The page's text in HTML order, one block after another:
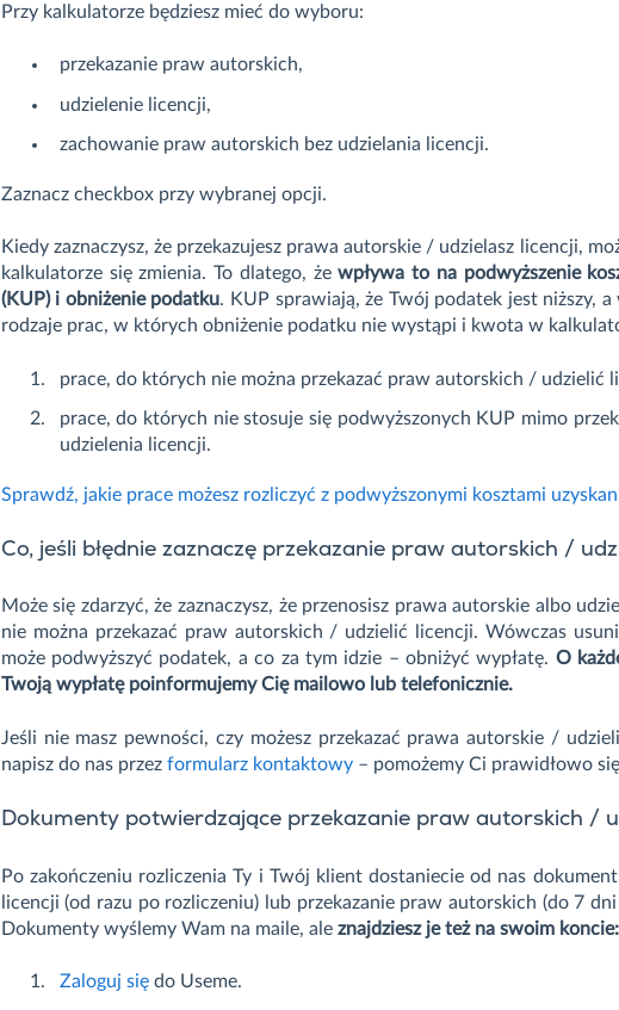
Przy kalkulatorze będziesz mieć do wyboru:
przekazanie praw autorskich,
udzielenie licencji,
zachowanie praw autorskich bez udzielania licencji.
Zaznacz checkbox przy wybranej opcji.
Kiedy zaznaczysz, że przekazujesz prawa autorskie / udzielasz licencji,
kalkulatorze się zmienia. To dlatego, żewpływa to na podwyższenie
(KUP) i obniżenie podatku. KUP sprawiają, że Twój podatek jest niższy, a
rodzaje prac, w których obniżenie podatku nie wystąpi i kwota w
prace, do których nie można przekazać praw autorskich / udzielić
prace, do których nie stosuje się podwyższonych KUP mimo
udzielenia licencji.
Sprawdź, jakie prace możesz rozliczyć z podwyższonymi kosztami
Co, jeśli błędnie zaznaczę przekazanie praw autorskich /
Może się zdarzyć, że zaznaczysz, że przenosisz prawa autorskie albo
nie można przekazać praw autorskich / udzielić licencji. Wówczas
może podwyższyć podatek, a co za tym idzie – obniżyć wypłatę. O
Twoją wypłatę poinformujemy Cię mailowo lub telefonicznie.
Jeśli nie masz pewności, czy możesz przekazać prawa autorskie /
napisz do nas przez formularz kontaktowy– pomożemy Ci prawidłowo
Dokumenty potwierdzające przekazanie praw autorskich /
Po zakończeniu rozliczenia Ty i Twój klient dostaniecie od nas
licencji (od razu po rozliczeniu) lub przekazanie praw autorskich (do 7
Dokumenty wyślemy Wam na maile, ale znajdziesz je też na swoim koncie:
Zaloguj siędo Useme.